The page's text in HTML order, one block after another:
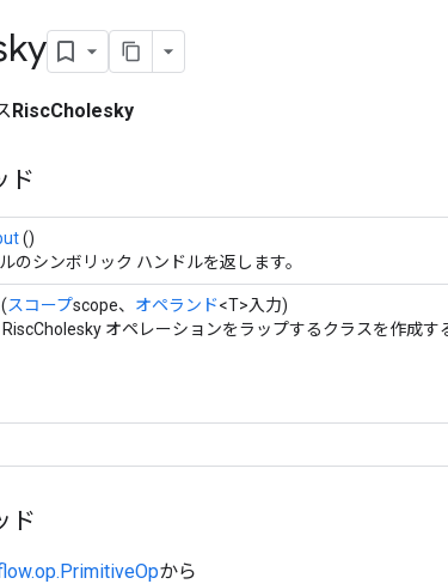
RiscCholesky
ド
()
のシンボリック ハンドルを返します。
(スコープscope、 オペランド<T>入力)
オペレーションをラップするクラスを作成す
ド
から